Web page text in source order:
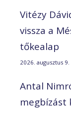
Vitézy
vissza a
tőkealap
2026. augusztus 9.
Antal
megbízást